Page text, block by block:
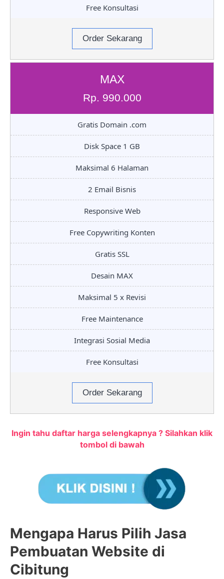
Free Konsultasi
Order Sekarang
MAX
Rp. 990.000
Gratis Domain .com
Disk Space 1 GB
Maksimal 6 Halaman
2 Email Bisnis
Responsive Web
Free Copywriting Konten
Gratis SSL
Desain MAX
Maksimal 5 x Revisi
Free Maintenance
Integrasi Sosial Media
Free Konsultasi
Order Sekarang
Ingin tahu daftar harga selengkapnya ? Silahkan klik
tombol di bawah
Mengapa Harus Pilih Jasa
Pembuatan Website di
Cibitung